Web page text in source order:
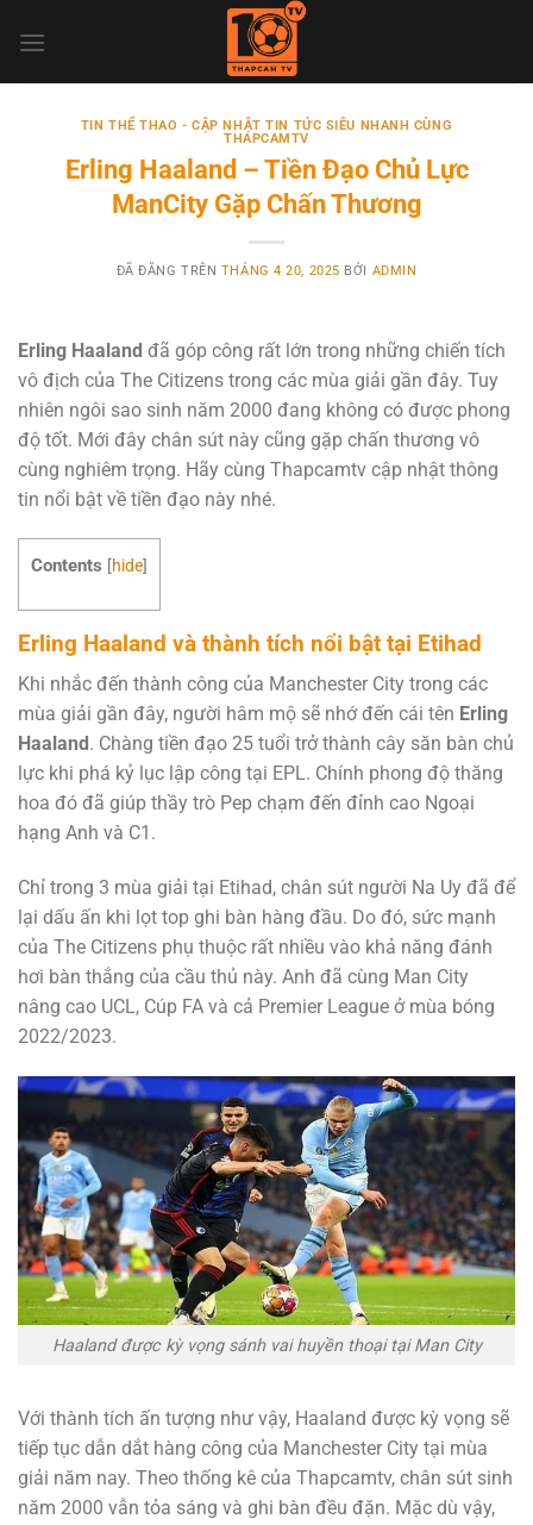
đến
TIN THỂ THAO - CẬP NHẬT TIN TỨC SIÊU NHANH CÙNG
THAPCAMTV
Erling Haaland – Tiền Đạo Chủ Lực
ManCity Gặp Chấn Thương
ĐÃ ĐĂNG TRÊN THÁNG 4 20, 2025 BỞI ADMIN
Erling Haaland đã góp công rất lớn trong những chiến tích
vô địch của The Citizens trong các mùa giải gần đây. Tuy
nhiên ngôi sao sinh năm 2000 đang không có được phong
độ tốt. Mới đây chân sút này cũng gặp chấn thương vô
cùng nghiêm trọng. Hãy cùng Thapcamtv cập nhật thông
tin nổi bật về tiền đạo này nhé.
Contents [hide]
Erling Haaland và thành tích nổi bật tại Etihad
Khi nhắc đến thành công của Manchester City trong các
mùa giải gần đây, người hâm mộ sẽ nhớ đến cái tên Erling
Haaland . Chàng tiền đạo 25 tuổi trở thành cây săn bàn chủ
lực khi phá kỷ lục lập công tại EPL. Chính phong độ thăng
hoa đó đã giúp thầy trò Pep chạm đến đỉnh cao Ngoại
hạng Anh và C1.
Chỉ trong 3 mùa giải tại Etihad, chân sút người Na Uy đã để
lại dấu ấn khi lọt top ghi bàn hàng đầu. Do đó, sức mạnh
của The Citizens phụ thuộc rất nhiều vào khả năng đánh
hơi bàn thắng của cầu thủ này. Anh đã cùng Man City
nâng cao UCL, Cúp FA và cả Premier League ở mùa bóng
2022/2023.
Haaland được kỳ vọng sánh vai huyền thoại tại Man City
Với thành tích ấn tượng như vậy, Haaland được kỳ vọng sẽ
tiếp tục dẫn dắt hàng công của Manchester City tại mùa
giải năm nay. Theo thống kê của Thapcamtv, chân sút sinh
năm 2000 vẫn tỏa sáng và ghi bàn đều đặn. Mặc dù vậy,